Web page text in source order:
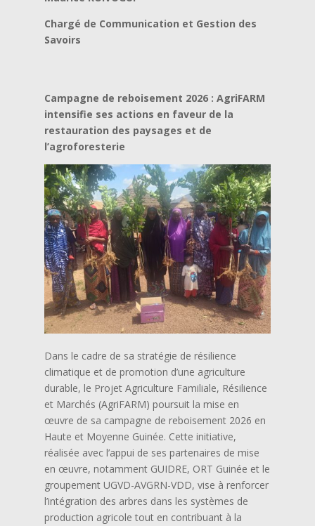
Chargé de Communication et Gestion des
Savoirs
Campagne de reboisement 2026 : AgriFARM
intensifie ses actions en faveur de la
restauration des paysages et de
l’agroforesterie
Dans le cadre de sa stratégie de résilience
climatique et de promotion d’une agriculture
durable, le Projet Agriculture Familiale, Résilience
et Marchés (AgriFARM) poursuit la mise en
œuvre de sa campagne de reboisement 2026 en
Haute et Moyenne Guinée. Cette initiative,
réalisée avec l’appui de ses partenaires de mise
en œuvre, notamment GUIDRE, ORT Guinée et le
groupement UGVD-AVGRN-VDD, vise à renforcer
l’intégration des arbres dans les systèmes de
production agricole tout en contribuant à la